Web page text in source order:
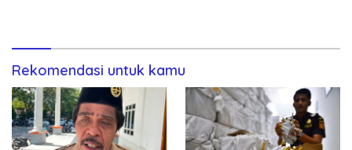
Rekomendasi untuk kamu